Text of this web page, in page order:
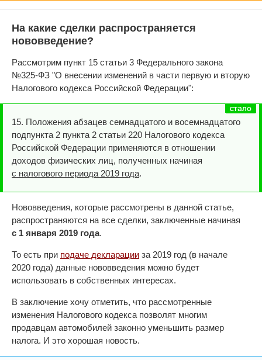
На какие сделки распространяется
нововведение?
Рассмотрим пункт 15 статьи 3 Федерального закона
№325-ФЗ "О внесении изменений в части первую и вторую
Налогового кодекса Российской Федерации":
15. Положения абзацев семнадцатого и восемнадцатого
подпункта 2 пункта 2 статьи 220 Налогового кодекса
Российской Федерации применяются в отношении
доходов физических лиц, полученных начиная
с налогового периода 2019 года.
Нововведения, которые рассмотрены в данной статье,
распространяются на все сделки, заключенные начиная
с 1 января 2019 года.
То есть при подаче декларации за 2019 год (в начале
2020 года) данные нововведения можно будет
использовать в собственных интересах.
В заключение хочу отметить, что рассмотренные
изменения Налогового кодекса позволят многим
продавцам автомобилей законно уменьшить размер
налога. И это хорошая новость.